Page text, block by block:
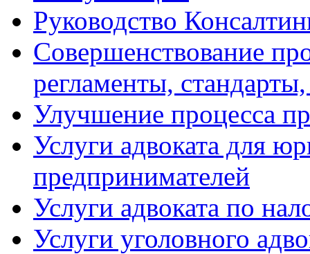
Руководство
Совершенствование
регламенты,
Улучшение процесса
Услуги адвоката для
предпринимателей
Услуги адвоката по
Услуги уголовного